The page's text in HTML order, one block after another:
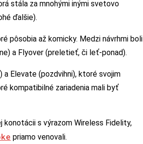
stála za mnohými inými svetovo
ďalšie).
pôsobia až komicky. Medzi návrhmi boli
a Flyover (preletieť, či leť-ponad).
Elevate (pozdvihni), ktoré svojim
kompatibilné zariadenia mali byť
konotácii s výrazom Wireless Fidelity,
priamo venovali.